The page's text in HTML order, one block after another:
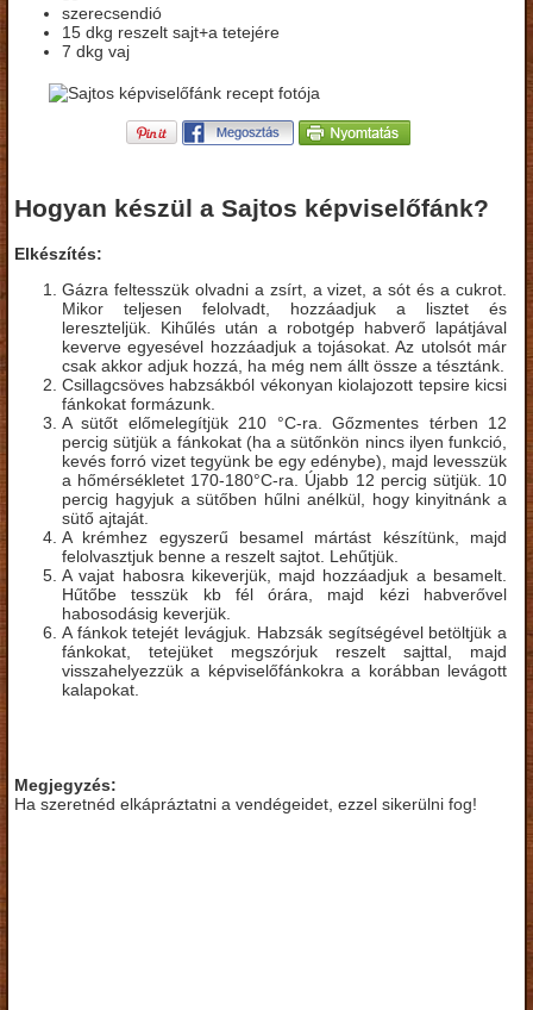
szerecsendió
15 dkg reszelt sajt+a tetejére
7 dkg vaj
Hogyan készül a Sajtos képviselőfánk?
Elkészítés:
Gázra feltesszük olvadni a zsírt, a vizet, a sót és a cukrot.
Mikor teljesen felolvadt, hozzáadjuk a lisztet és
lereszteljük. Kihűlés után a robotgép habverő lapátjával
keverve egyesével hozzáadjuk a tojásokat. Az utolsót már
csak akkor adjuk hozzá, ha még nem állt össze a tésztánk.
Csillagcsöves habzsákból vékonyan kiolajozott tepsire kicsi
fánkokat formázunk.
A sütőt előmelegítjük 210 °C-ra. Gőzmentes térben 12
percig sütjük a fánkokat (ha a sütőnkön nincs ilyen funkció,
kevés forró vizet tegyünk be egy edénybe), majd levesszük
a hőmérsékletet 170-180°C-ra. Újabb 12 percig sütjük. 10
percig hagyjuk a sütőben hűlni anélkül, hogy kinyitnánk a
sütő ajtaját.
A krémhez egyszerű besamel mártást készítünk, majd
felolvasztjuk benne a reszelt sajtot. Lehűtjük.
A vajat habosra kikeverjük, majd hozzáadjuk a besamelt.
Hűtőbe tesszük kb fél órára, majd kézi habverővel
habosodásig keverjük.
A fánkok tetejét levágjuk. Habzsák segítségével betöltjük a
fánkokat, tetejüket megszórjuk reszelt sajttal, majd
visszahelyezzük a képviselőfánkokra a korábban levágott
kalapokat.
Megjegyzés:
Ha szeretnéd elkápráztatni a vendégeidet, ezzel sikerülni fog!